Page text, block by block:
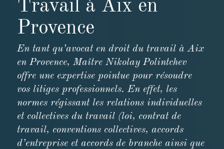
Travail à Aix en
Provence
En tant qu’avocat en droit du travail à Aix
en Provence, Maître Nikolay Polintchev
offre une expertise pointue pour résoudre
vos litiges professionnels. En effet, les
normes régissant les relations individuelles
et collectives du travail (loi, contrat de
travail, conventions collectives, accords
d’entreprise et accords de branche ainsi que